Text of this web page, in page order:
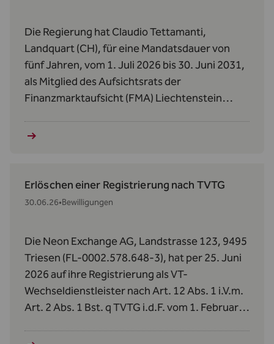
Die Regierung hat Claudio Tettamanti,
Landquart (CH), für eine Mandatsdauer von
fünf Jahren, vom 1. Juli 2026 bis 30. Juni 2031,
als Mitglied des Aufsichtsrats der
Finanzmarktaufsicht (FMA) Liechtenstein
Erlöschen einer Registrierung nach TVTG
30.06.26•Bewilligungen
Die Neon Exchange AG, Landstrasse 123, 9495
Triesen (FL-0002.578.648-3), hat per 25. Juni
2026 auf ihre Registrierung als VT-
Wechseldienstleister nach Art. 12 Abs. 1 i.V.m.
Art. 2 Abs. 1 Bst. q TVTG i.d.F. vom 1. Februar